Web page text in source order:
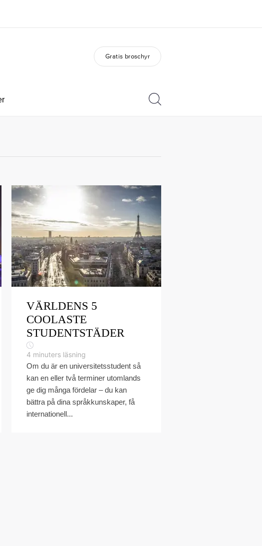
Karriär
Gratis broschyr
VÄRLDENS 5
COOLASTE
STUDENTSTÄDER
4 minuters läsning
Om du är en universitetsstudent så
kan en eller två terminer utomlands
ge dig många fördelar – du kan
bättra på dina språkkunskaper, få
internationell...